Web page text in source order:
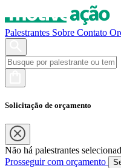
Palestrantes Sobre Contato
Solicitação de orçamento
Não há palestrantes
Prosseguir com orçamento